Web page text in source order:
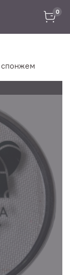
0
спонжем